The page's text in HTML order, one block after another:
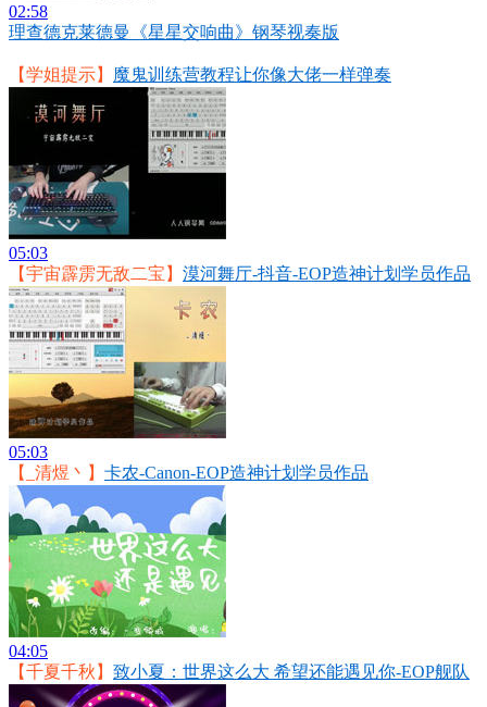
02:58
理查德克莱德曼《星星交响曲》钢琴视奏版
【学姐提示】 魔鬼训练营教程让你像大佬一样弹奏
05:03
【宇宙霹雳无敌二宝】 漠河舞厅-抖音-EOP造神计划学员作品
05:03
【_清煜丶】 卡农-Canon-EOP造神计划学员作品
04:05
【千夏千秋】 致小夏：世界这么大 希望还能遇见你-EOP舰队